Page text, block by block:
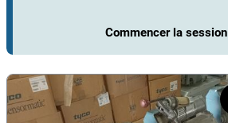
Commencer la session